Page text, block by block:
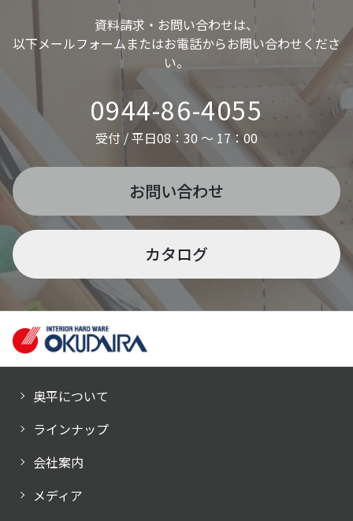
資料請求・お問い合わせは、
以下メールフォームまたはお電話からお問い合わせくださ
い。
0944-86-4055
受付 / 平日08：30 ～ 17：00
お問い合わせ
カタログ
奥平について
ラインナップ
会社案内
メディア